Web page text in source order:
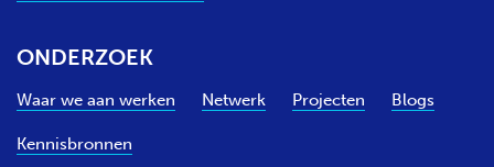
ONDERZOEK
Waar we aan werken Netwerk Projecten Blogs
Kennisbronnen